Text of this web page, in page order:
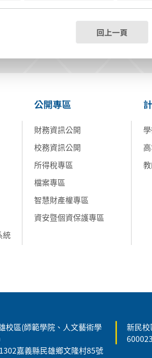
回上一頁
統
公開專區
財務資訊公開
校務資訊公開
所得稅專區
檔案專區
智慧財產權專區
資安暨個資保護專區
校區(師範學院、人文藝術學
嘉義縣民雄鄉文隆村85號
新民